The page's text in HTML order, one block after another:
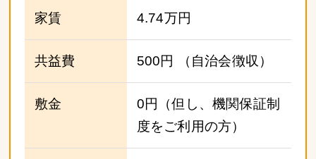
家賃 4.74万円
共益費 500円 （自治会徴収）
敷金
0円（但し、機関保証制
度をご利用の方）